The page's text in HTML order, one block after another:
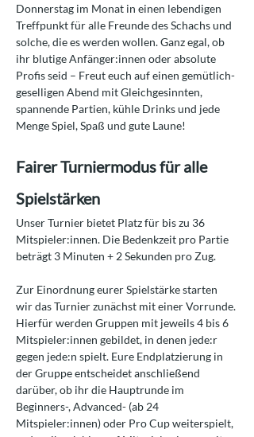
Donnerstag im Monat in einen lebendigen
Treffpunkt für alle Freunde des Schachs und
solche, die es werden wollen. Ganz egal, ob
ihr blutige Anfänger:innen oder absolute
Profis seid – Freut euch auf einen gemütlich-
geselligen Abend mit Gleichgesinnten,
spannende Partien, kühle Drinks und jede
Menge Spiel, Spaß und gute Laune!
Fairer Turniermodus für alle
Spielstärken
Unser Turnier bietet Platz für bis zu 36
Mitspieler:innen. Die Bedenkzeit pro Partie
beträgt 3 Minuten + 2 Sekunden pro Zug.
Zur Einordnung eurer Spielstärke starten
wir das Turnier zunächst mit einer Vorrunde.
Hierfür werden Gruppen mit jeweils 4 bis 6
Mitspieler:innen gebildet, in denen jede:r
gegen jede:n spielt. Eure Endplatzierung in
der Gruppe entscheidet anschließend
darüber, ob ihr die Hauptrunde im
Beginners-, Advanced- (ab 24
Mitspieler:innen) oder Pro Cup weiterspielt,